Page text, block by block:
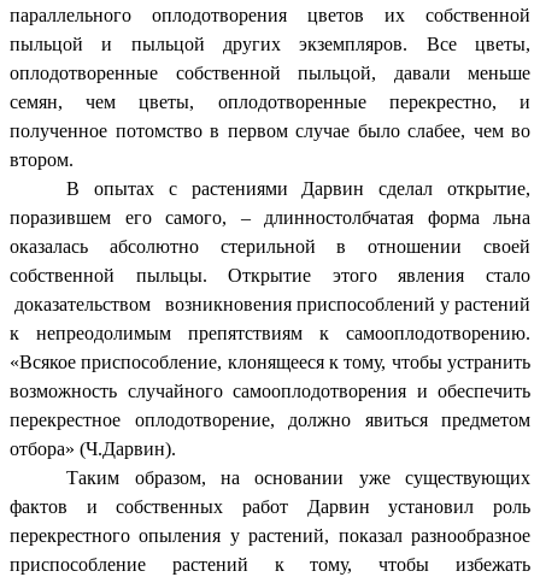
параллельного оплодотворения цветов их собственной
пыльцой и пыльцой других экземпляров. Все цветы,
оплодотворенные собственной пыльцой, давали меньше
семян, чем цветы, оплодотворенные перекрестно, и
полученное потомство в первом случае было слабее, чем во
втором.
В опытах с растениями Дарвин сделал открытие,
поразившем его самого, – длинностолбчатая форма льна
оказалась абсолютно стерильной в отношении своей
собственной пыльцы. Открытие этого явления стало
доказательством возникновения приспособлений у растений
к непреодолимым препятствиям к самооплодотворению.
«Всякое приспособление, клонящееся к тому, чтобы устранить
возможность случайного самооплодотворения и обеспечить
перекрестное оплодотворение, должно явиться предметом
отбора» (Ч.Дарвин).
Таким образом, на основании уже существующих
фактов и собственных работ Дарвин установил роль
перекрестного опыления у растений, показал разнообразное
приспособление растений к тому, чтобы избежать